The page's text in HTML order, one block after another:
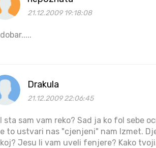
21.12.2009 19:18:08
dobar.....
Drakula
21.12.2009 22:06:45
I sta sam vam reko? Sad ja ko fol sebe
e to ustvari nas "cjenjeni" nam Izmet.
koj? Jesu li vam uveli fenjere? Kako